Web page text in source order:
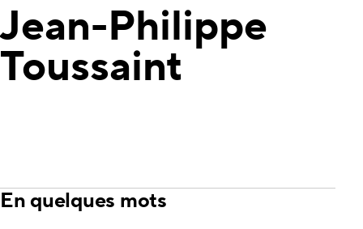
Jean-Philippe
Toussaint
En quelques mots